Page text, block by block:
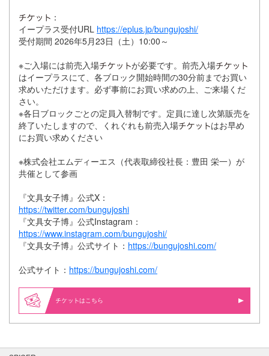
：
イープラス受付URL https://eplus.jp/bungujoshi/
受付期間 2026年5月23日（土）10:00～
※ご入場には前売入場
が必要です。前売入場
はイープラスにて、各ブロック開始時間の30分前までお買い
求めいただけます。必ず事前にお買い求めの上、ご来場くだ
さい。
※各日ブロックごとの定員入替制です。定員に達し次第販売を
終了いたしますので、くれぐれも前売入場
はお早め
にお買い求めください
※株式会社エムディーエス（代表取締役社長：豊田 栄一）が
共催として参画
『文具女子博』公式X：
https://twitter.com/bungujoshi
『文具女子博』公式Instagram：
https://www.instagram.com/bungujoshi/
『文具女子博』公式サイト： https://bungujoshi.com/
公式サイト： https://bungujoshi.com/
はこちら